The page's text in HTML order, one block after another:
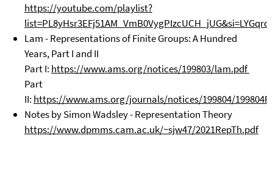
https://youtube.com/playlist?
Lam - Representations of Finite Groups: A Hundred
Years, Part I and II
Part I: https://www.ams.org/notices/199803/lam.pdf
Part
II: https://www.ams.org/journals/notices/199804/
Notes by Simon Wadsley - Representation Theory
https://www.dpmms.cam.ac.uk/~sjw47/2021RepTh.pdf